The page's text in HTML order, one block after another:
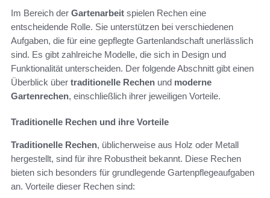
Im Bereich der Gartenarbeit spielen Rechen eine
entscheidende Rolle. Sie unterstützen bei verschiedenen
Aufgaben, die für eine gepflegte Gartenlandschaft unerlässlich
sind. Es gibt zahlreiche Modelle, die sich in Design und
Funktionalität unterscheiden. Der folgende Abschnitt gibt einen
Überblick über traditionelle Rechen und moderne
Gartenrechen, einschließlich ihrer jeweiligen Vorteile.
Traditionelle Rechen und ihre Vorteile
Traditionelle Rechen, üblicherweise aus Holz oder Metall
hergestellt, sind für ihre Robustheit bekannt. Diese Rechen
bieten sich besonders für grundlegende Gartenpflegeaufgaben
an. Vorteile dieser Rechen sind: